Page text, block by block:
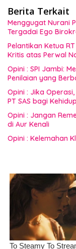
Berita Terkait
Menggugat Nurani
Tergadai Ego
Pelantikan Ketua
Kritis atas Perwal
Opini : SPI Jambi:
Penilaian yang
Opini : Jika
PT SAS bagi
Opini : Jangan
di Aur Kenali
Opini : Kelemahan